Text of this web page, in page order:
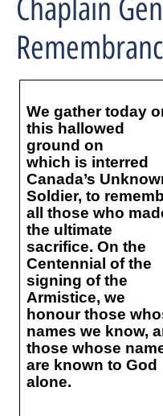
Chaplain
We gather today
this hallowed
ground on
which is interred
Canada’s
Soldier, to
all those who
the ultimate
sacrifice. On the
Centennial of the
signing of the
Armistice, we
honour those
names we know,
those whose
are known to God
alone.